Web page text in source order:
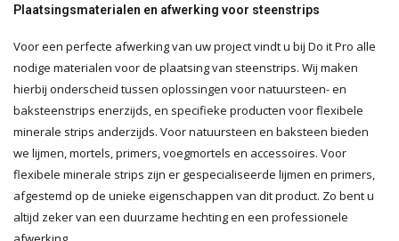
Plaatsingsmaterialen en afwerking voor steenstrips
Voor een perfecte afwerking van uw project vindt u bij Do it Pro alle
nodige materialen voor de plaatsing van steenstrips. Wij maken
hierbij onderscheid tussen oplossingen voor natuursteen- en
baksteenstrips enerzijds, en specifieke producten voor flexibele
minerale strips anderzijds. Voor natuursteen en baksteen bieden
we lijmen, mortels, primers, voegmortels en accessoires. Voor
flexibele minerale strips zijn er gespecialiseerde lijmen en primers,
afgestemd op de unieke eigenschappen van dit product. Zo bent u
altijd zeker van een duurzame hechting en een professionele